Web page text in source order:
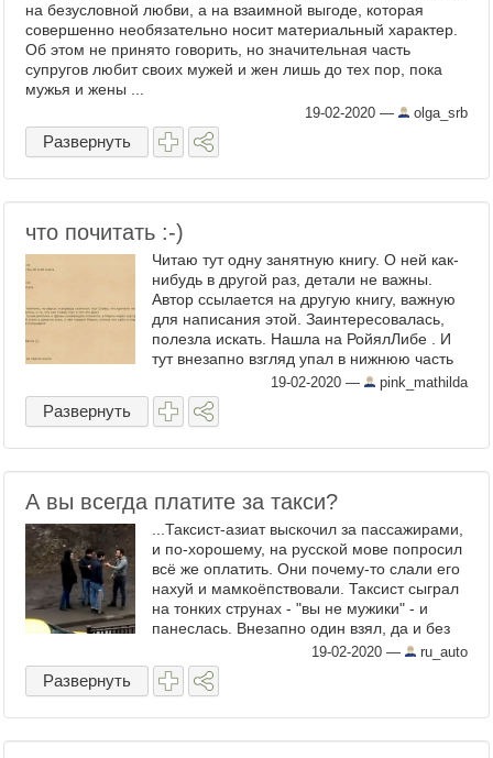
на безусловной любви, а на взаимной выгоде, которая
совершенно необязательно носит материальный характер.
Об этом не принято говорить, но значительная часть
супругов любит своих мужей и жен лишь до тех пор, пока
мужья и жены ...
19-02-2020 — olga_srb
Развернуть
что почитать :-)
Читаю тут одну занятную книгу. О ней как-
нибудь в другой раз, детали не важны.
Автор ссылается на другую книгу, важную
для написания этой. Заинтересовалась,
полезла искать. Нашла на РойялЛибе . И
тут внезапно взгляд упал в нижнюю часть
страницы, а там с чего-то полно
комментариев. Что ...
19-02-2020 — pink_mathilda
Развернуть
А вы всегда платите за такси?
...Таксист-азиат выскочил за пассажирами,
и по-хорошему, на русской мове попросил
всё же оплатить. Они почему-то слали его
нахуй и мамкоёпствовали. Таксист сыграл
на тонких струнах - "вы не мужики" - и
панеслась. Внезапно один взял, да и без
оглядки ушёл. На углу, ...19-02-2020 — ru_auto
Развернуть